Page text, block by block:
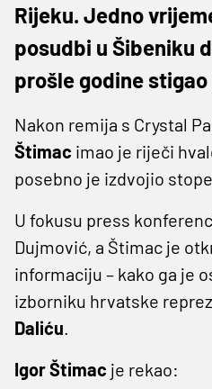
Rijeku. Jedno
posudbi u Šibeniku
prošle godine
Nakon remija s Crystal
Štimac imao je riječi
posebno je izdvojio
U fokusu press
Dujmović, a Štimac je
informaciju – kako ga je
izborniku hrvatske
Daliću.
Igor Štimac je rekao: